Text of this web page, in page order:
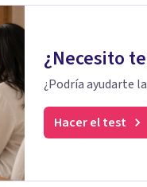
¿Necesito
¿Podría ayudarte
Hacer el test